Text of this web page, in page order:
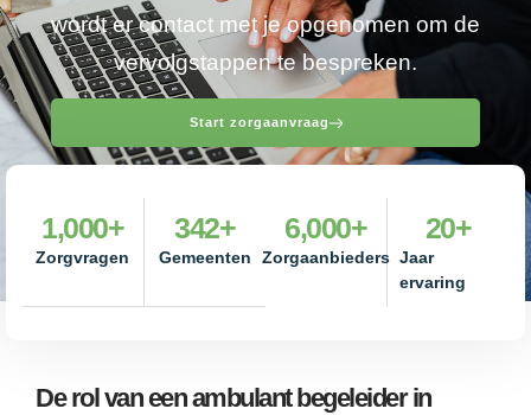
wordt er contact met je opgenomen om de
vervolgstappen te bespreken.
Start zorgaanvraag
Zorgvragen
1,000+
Gemeenten
342+
Zorgaanbieders
6,000+
Jaar
ervaring
20+
De rol van een ambulant begeleider in